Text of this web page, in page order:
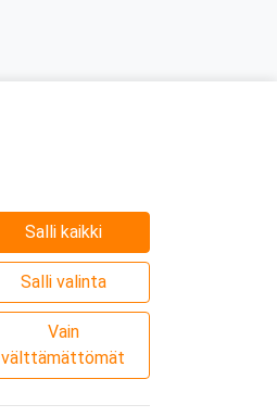
Salli kaikki
Salli valinta
Vain
välttämättömät